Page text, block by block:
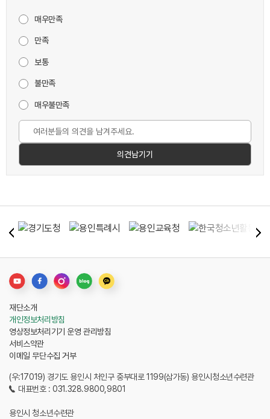
매우만족
만족
보통
불만족
매우불만족
(우:17019) 경기도 용인시 처인구 중부대로 1199(삼가동) 용인시청소년수련관
대표번호 : 031.328.9800,9801
용인시 청소년수련관
재단소개
개인정보처리방침
영상정보처리기기 운영 관리방침
서비스약관
이메일 무단수집 거부